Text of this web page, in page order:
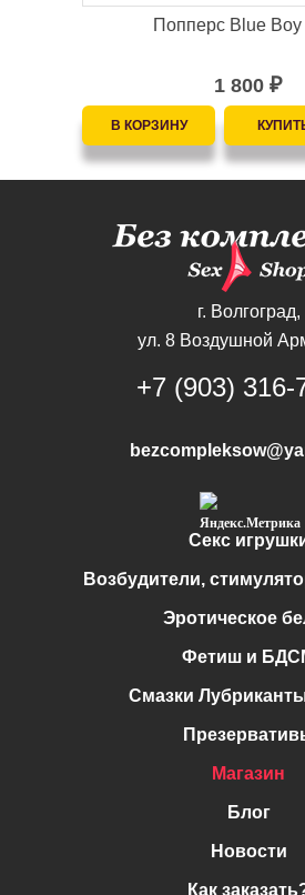
Попперс Blue Boy
1 800 ₽
г. Волгоград,
ул. 8 Воздушной
+7 (903) 316-
Секс
Возбудители,
Эротическое
Фетиш и
Смазки
Магазин
Блог
Новости
Как